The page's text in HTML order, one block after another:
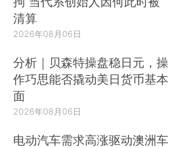
清算
2026年08月06日
分析｜贝森特操盘稳日元，操
作巧思能否撬动美日货币基本
面
2026年08月06日
电动汽车需求高涨驱动澳洲车